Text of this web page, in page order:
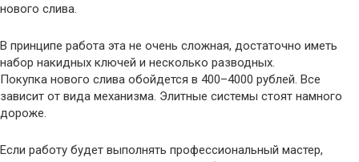
нового слива.
В принципе работа эта не очень сложная, достаточно иметь
набор накидных ключей и несколько разводных.
Покупка нового слива обойдется в 400–4000 рублей. Все
зависит от вида механизма. Элитные системы стоят намного
дороже.
Если работу будет выполнять профессиональный мастер,